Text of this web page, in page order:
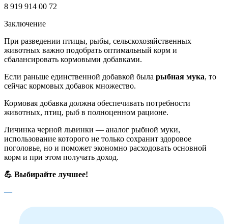
8 919 914 00 72
Заключение
При разведении птицы, рыбы, сельскохозяйственных
животных важно подобрать оптимальный корм и
сбалансировать кормовыми добавками.
Если раньше единственной добавкой была рыбная мука, то
сейчас кормовых добавок множество.
Кормовая добавка должна обеспечивать потребности
животных, птиц, рыб в полноценном рационе.
Личинка черной львинки — аналог рыбной муки,
использование которого не только сохранит здоровое
поголовье, но и поможет экономно расходовать основной
корм и при этом получать доход.
💪 Выбирайте лучшее!
—